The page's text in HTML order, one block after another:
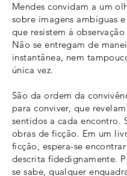
Mendes convidam a um
sobre imagens ambíguas
que resistem à observação
Não se entregam de
instantânea, nem
única vez.
São da ordem da
para conviver, que
sentidos a cada encontro.
obras de ficção. Em um
ficção, espera-se
descrita fidedignamente.
se sabe, qualquer